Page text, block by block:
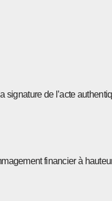
signature de l’acte
financier à